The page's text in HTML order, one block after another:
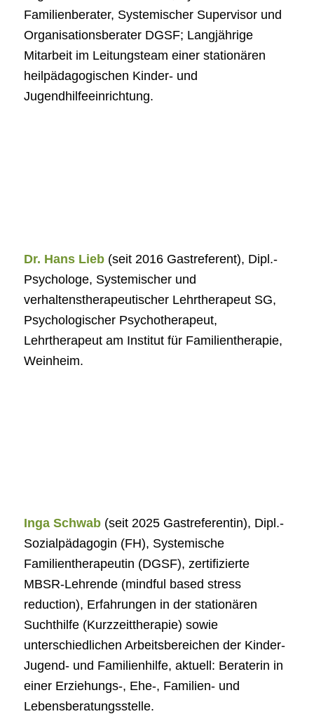
Familienberater, Systemischer Supervisor und
Organisationsberater DGSF; Langjährige
Mitarbeit im Leitungsteam einer stationären
heilpädagogischen Kinder- und
Jugendhilfeeinrichtung.
Dr. Hans Lieb(seit 2016 Gastreferent), Dipl.-
Psychologe, Systemischer und
verhaltenstherapeutischer Lehrtherapeut SG,
Psychologischer Psychotherapeut,
Lehrtherapeut am Institut für Familientherapie,
Weinheim.
Inga Schwab (seit 2025 Gastreferentin), Dipl.-
Sozialpädagogin (FH), Systemische
Familientherapeutin (DGSF), zertifizierte
MBSR-Lehrende (mindful based stress
reduction), Erfahrungen in der stationären
Suchthilfe (Kurzzeittherapie) sowie
unterschiedlichen Arbeitsbereichen der Kinder-
Jugend- und Familienhilfe, aktuell: Beraterin in
einer Erziehungs-, Ehe-, Familien- und
Lebensberatungsstelle.